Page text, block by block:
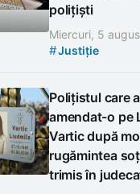
polițiști
Miercuri, 5
#Justiție
Polițistul care
amendat-o pe
Vartic după
rugămintea
trimis în